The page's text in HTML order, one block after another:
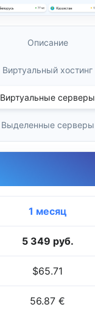
Описание
Виртуальный хостинг
Виртуальные серверы
Выделенные серверы
1 месяц
5 349 руб.
$65.71
56.87 €